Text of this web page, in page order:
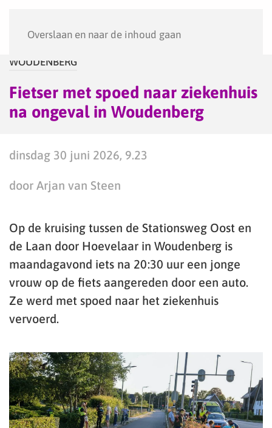
Overslaan en naar de inhoud gaan
WOUDENBERG
Fietser met spoed naar ziekenhuis
na ongeval in Woudenberg
dinsdag 30 juni 2026, 9.23
door Arjan van Steen
Op de kruising tussen de Stationsweg Oost en
de Laan door Hoevelaar in Woudenberg is
maandagavond iets na 20:30 uur een jonge
vrouw op de fiets aangereden door een auto.
Ze werd met spoed naar het ziekenhuis
vervoerd.